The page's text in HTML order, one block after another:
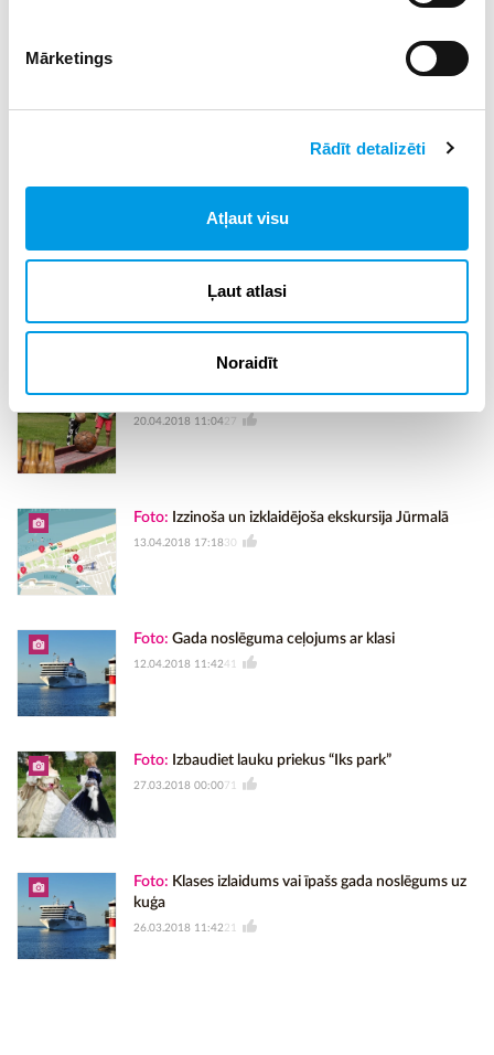
Mārketings
Rādīt detalizēti
Atļaut visu
Ļaut atlasi
Noraidīt
Darba laiks: 10.00 līdz 19.00 (grupām, iepriekš
16.05.2018 15:2422
Foto:Aicinām skolēnus ekskursijās uz Valmieru
20.04.2018 11:0427
Foto: Izzinoša un izklaidējoša ekskursija Jūrmalā
13.04.2018 17:18 30
Foto: Gada noslēguma ceļojums ar klasi
12.04.2018 11:4241
Foto: Izbaudiet lauku priekus “Iks park”
27.03.2018 00:0071
Foto: Klases izlaidums vai īpašs gada noslēgums uz
kuģa
26.03.2018 11:42 21